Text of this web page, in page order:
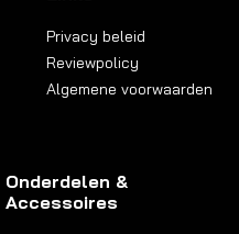
Privacy beleid
Reviewpolicy
Algemene voorwaarden
Onderdelen &
Accessoires